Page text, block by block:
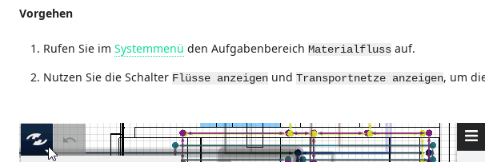
Vorgehen
Rufen Sie im Systemmenü den Aufgabenbereich Materialfluss auf.
Nutzen Sie die Schalter Flüsse anzeigen und Transportnetze anzeigen, um